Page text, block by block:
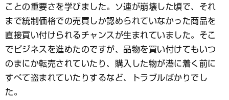
ことの重要さを学びました。ソ連が崩壊した頃で、それ
まで統制価格での売買しか認められていなかった商品を
直接買い付けられるチャンスが生まれていました。そこ
でビジネスを進めたのですが、品物を買い付けてもいつ
のまにか転売されていたり、購入した物が港に着く前に
すべて盗まれていたりするなど、トラブルばかりでし
た。